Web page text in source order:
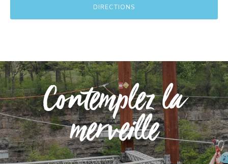
DIRECTIONS
Contemplez la
merveille